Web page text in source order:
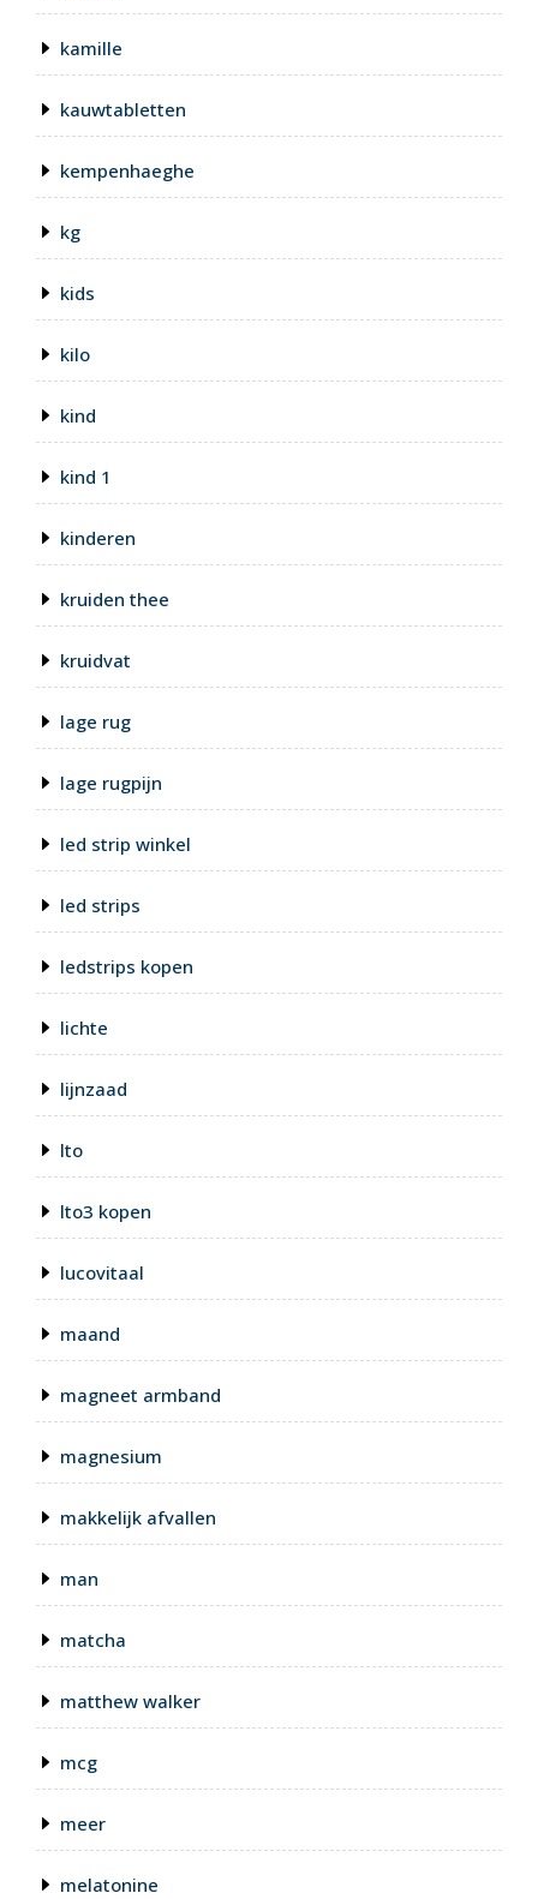
kamille
kauwtabletten
kempenhaeghe
kg
kids
kilo
kind
kind 1
kinderen
kruiden thee
kruidvat
lage rug
lage rugpijn
led strip winkel
led strips
ledstrips kopen
lichte
lijnzaad
lto
lto3 kopen
lucovitaal
maand
magneet armband
magnesium
makkelijk afvallen
man
matcha
matthew walker
mcg
meer
melatonine